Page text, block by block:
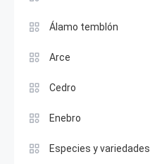
Álamo temblón
Arce
Cedro
Enebro
Especies y variedades